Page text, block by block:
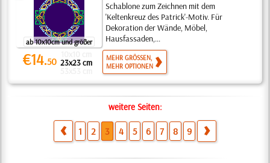
ab 10x10cm und größer
Schablone zum Zeichnen mit dem
'Keltenkreuz des Patrick'-Motiv. Für
Dekoration der Wände, Möbel,
Hausfassaden,...
€14.50 23x23 cm
MEHR GRÖSSEN,
MEHR OPTIONEN
weitere Seiten:
1 2 3 4 5 6 7 8 9